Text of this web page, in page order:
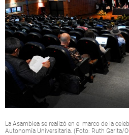
La Asamblea se realizó en el marco de la
Autonomía Universitaria. (Foto: Ruth Garita/